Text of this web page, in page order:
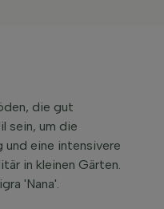
die gut
sein, um die
eine intensivere
in kleinen Gärten.
'Nana'.